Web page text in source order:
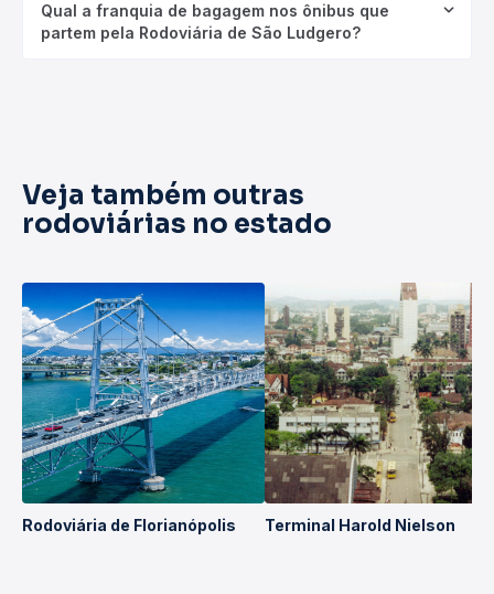
Qual a franquia de bagagem nos ônibus que
partem pela Rodoviária de São Ludgero?
Veja também outras
rodoviárias no estado
Rodoviária de Florianópolis Terminal Harold Nielson